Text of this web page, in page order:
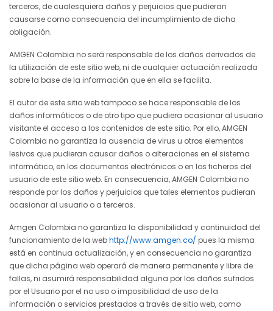
terceros, de cualesquiera daños y perjuicios que pudieran
causarse como consecuencia del incumplimiento de dicha
obligación.
AMGEN Colombia no será responsable de los daños derivados de
la utilización de este sitio web, ni de cualquier actuación realizada
sobre la base de la información que en ella se facilita.
El autor de este sitio web tampoco se hace responsable de los
daños informáticos o de otro tipo que pudiera ocasionar al usuario
visitante el acceso a los contenidos de este sitio. Por ello, AMGEN
Colombia no garantiza la ausencia de virus u otros elementos
lesivos que pudieran causar daños o alteraciones en el sistema
informático, en los documentos electrónicos o en los ficheros del
usuario de este sitio web. En consecuencia, AMGEN Colombia no
responde por los daños y perjuicios que tales elementos pudieran
ocasionar al usuario o a terceros.
Amgen Colombia no garantiza la disponibilidad y continuidad del
funcionamiento de la webhttp://www.amgen.co/ pues la misma
está en continua actualización, y en consecuencia no garantiza
que dicha página web operará de manera permanente y libre de
fallas, ni asumirá responsabilidad alguna por los daños sufridos
por el Usuario por el no uso o imposibilidad de uso de la
información o servicios prestados a través de sitio web, como